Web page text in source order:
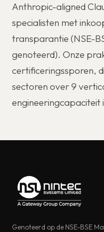
Anthropic-aligned
specialisten met
transparantie (NSE-
genoteerd). Onze
certificeringssporen,
sectoren over 9
engineeringcapaciteit
Genoteerd op de NSE-BSE